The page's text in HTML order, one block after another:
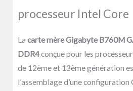
processeur Intel Core
La carte mère Gigabyte B760M
DDR4conçue pour les
de 12ème et 13ème génération
l’assemblage d’une configuration